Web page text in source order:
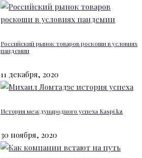
Российский рынок товаров роскоши в условиях
пандемии
11 декабря, 2020
История международного успеха Kaspi.kz
30 ноября, 2020